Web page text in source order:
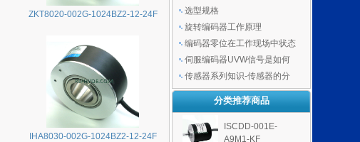
ZKT8020-002G-1024BZ2-12-24F
IHA8030-002G-1024BZ2-12-24F
选型规格
旋转编码器工作原理
编码器零位在工作现场中状态
伺服编码器UVW信号是如何
传感器系列知识-传感器的分
分类推荐商品
ISCDD-001E-
A9M1-KF